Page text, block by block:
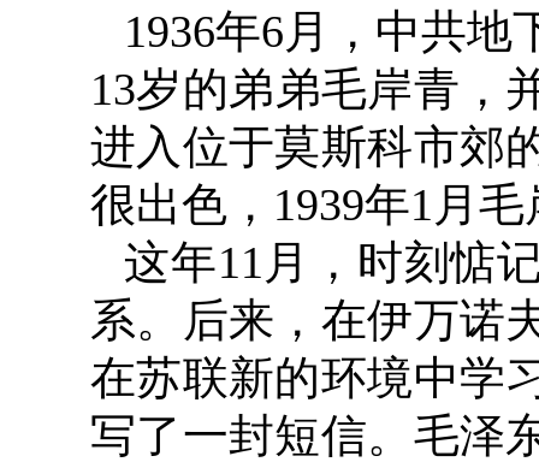
1936年6月，中共地
13岁的弟弟毛岸青，
进入位于莫斯科市郊
很出色， 1939年1 月
这年11 月，时刻惦
系。后来，在伊万诺
在苏联新的环境中学
写了一封短信。毛泽